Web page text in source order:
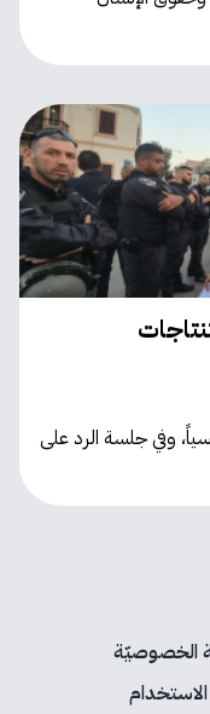
وفي جلسة الرد على
الخصوصيّة